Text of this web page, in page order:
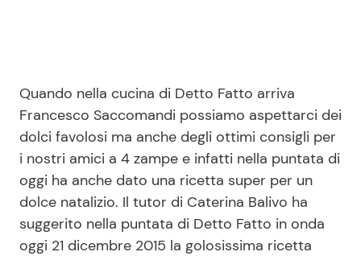
Seguici
Info
Quando nella cucina di Detto Fatto arriva
Francesco Saccomandi possiamo aspettarci dei
dolci favolosi ma anche degli ottimi consigli per
i nostri amici a 4 zampe e infatti nella puntata di
oggi ha anche dato una ricetta super per un
dolce natalizio. Il tutor di Caterina Balivo ha
suggerito nella puntata di Detto Fatto in onda
oggi 21 dicembre 2015 la golosissima ricetta